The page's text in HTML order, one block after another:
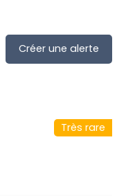
Créer une alerte
Très rare